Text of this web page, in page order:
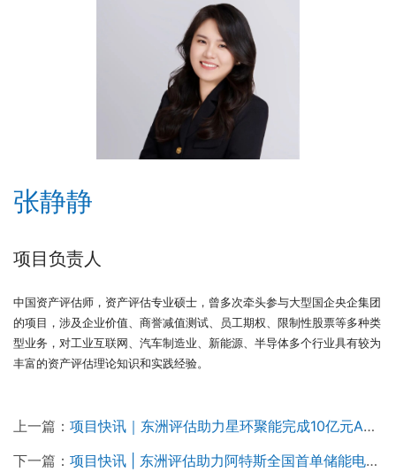
张静静
项目负责人
中国资产评估师，资产评估专业硕士，曾多次牵头参与大型国企央企集团
的项目，涉及企业价值、商誉减值测试、员工期权、限制性股票等多种类
型业务，对工业互联网、汽车制造业、新能源、半导体多个行业具有较为
丰富的资产评估理论知识和实践经验。
上一篇： 项目快讯｜东洲评估助力星环聚能完成10亿元A轮融资，赋能可控核聚变技术商业化
下一篇： 项目快讯 | 东洲评估助力阿特斯全国首单储能电站机构间REITs成功落地